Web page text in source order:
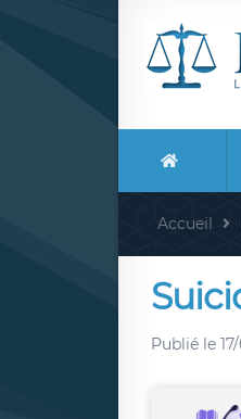
Accueil
Publié le